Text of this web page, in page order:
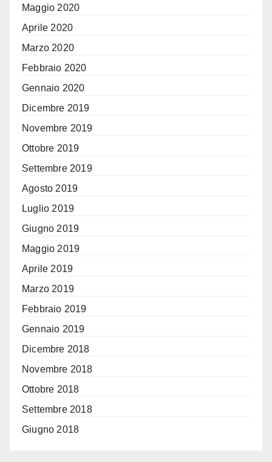
Maggio 2020
Aprile 2020
Marzo 2020
Febbraio 2020
Gennaio 2020
Dicembre 2019
Novembre 2019
Ottobre 2019
Settembre 2019
Agosto 2019
Luglio 2019
Giugno 2019
Maggio 2019
Aprile 2019
Marzo 2019
Febbraio 2019
Gennaio 2019
Dicembre 2018
Novembre 2018
Ottobre 2018
Settembre 2018
Giugno 2018